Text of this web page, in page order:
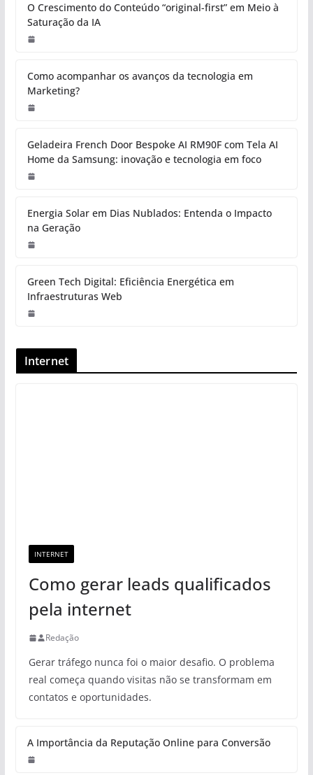
O Crescimento do Conteúdo “original-first” em Meio à
Saturação da IA
Como acompanhar os avanços da tecnologia em
Marketing?
Geladeira French Door Bespoke AI RM90F com Tela AI
Home da Samsung: inovação e tecnologia em foco
Energia Solar em Dias Nublados: Entenda o Impacto
na Geração
Green Tech Digital: Eficiência Energética em
Infraestruturas Web
Internet
INTERNET
Como gerar leads qualificados
pela internet
Redação
Gerar tráfego nunca foi o maior desafio. O problema
real começa quando visitas não se transformam em
contatos e oportunidades.
A Importância da Reputação Online para Conversão